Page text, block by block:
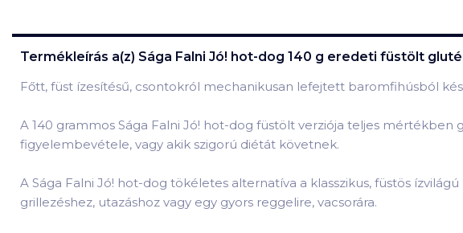
Termékleírás a(z) Sága Falni Jó! hot-dog 140 g eredeti füstölt
Főtt, füst ízesítésű, csontokról mechanikusan lefejtett baromfihúsból
A 140 grammos Sága Falni Jó! hot-dog füstölt verziója teljes
figyelembevétele, vagy akik szigorú diétát követnek.
A Sága Falni Jó! hot-dog tökéletes alternatíva a klasszikus, füstös
grillezéshez, utazáshoz vagy egy gyors reggelire, vacsorára.